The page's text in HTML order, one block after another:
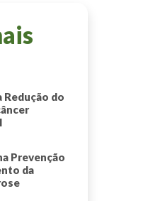
Redução do
Prevenção
da